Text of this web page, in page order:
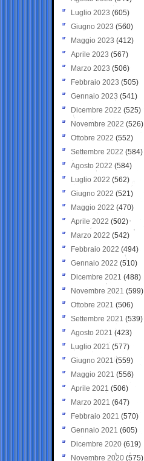
Luglio 2023 (605)
Giugno 2023 (560)
Maggio 2023 (412)
Aprile 2023 (567)
Marzo 2023 (506)
Febbraio 2023 (505)
Gennaio 2023 (541)
Dicembre 2022 (525)
Novembre 2022 (526)
Ottobre 2022 (552)
Settembre 2022 (584)
Agosto 2022 (584)
Luglio 2022 (562)
Giugno 2022 (521)
Maggio 2022 (470)
Aprile 2022 (502)
Marzo 2022 (542)
Febbraio 2022 (494)
Gennaio 2022 (510)
Dicembre 2021 (488)
Novembre 2021 (599)
Ottobre 2021 (506)
Settembre 2021 (539)
Agosto 2021 (423)
Luglio 2021 (577)
Giugno 2021(559)
Maggio 2021 (556)
Aprile 2021 (506)
Marzo 2021 (647)
Febbraio 2021 (570)
Gennaio 2021 (605)
Dicembre 2020 (619)
Novembre 2020 (575)